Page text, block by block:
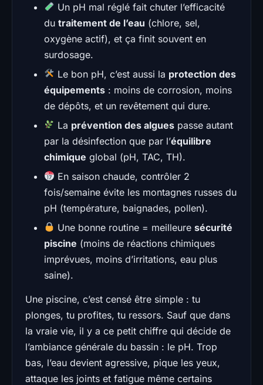
Un pH mal réglé fait chuter l’efficacité
du traitement de l’eau (chlore, sel,
oxygène actif), et ça finit souvent en
surdosage.
Le bon pH, c’est aussi la protection des
équipements : moins de corrosion, moins
de dépôts, et un revêtement qui dure.
La prévention des algues passe autant
par la désinfection que par l’équilibre
chimique global (pH, TAC, TH).
En saison chaude, contrôler 2
fois/semaine évite les montagnes russes du
pH (température, baignades, pollen).
Une bonne routine = meilleuresécurité
piscine (moins de réactions chimiques
imprévues, moins d’irritations, eau plus
saine).
Une piscine, c’est censé être simple : tu
plonges, tu profites, tu ressors. Sauf que dans
la vraie vie, il y a ce petit chiffre qui décide de
l’ambiance générale du bassin : le pH. Trop
bas, l’eau devient agressive, pique les yeux,
attaque les joints et fatigue même certains